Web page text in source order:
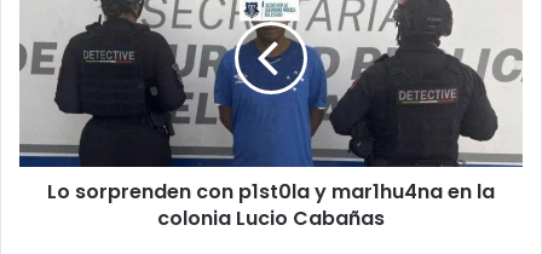
p1st0la
y
mar1hu4na
colonia
LucioLo sorprenden con p1st0la y mar1hu4na en la
colonia Lucio Cabañas